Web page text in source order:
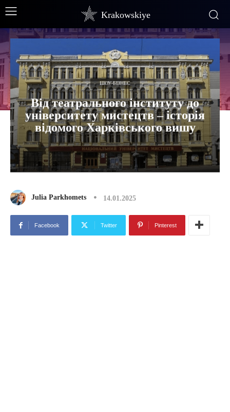
Krakowskiye
ШОУ-БІЗНЕС
Від театрального інституту до
університету мистецтв – історія
відомого Харківського вишу
Julia Parkhomets 14.01.2025
Facebook Twitter Pinterest